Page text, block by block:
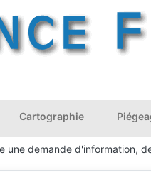
Cartographie
une demande d'information,